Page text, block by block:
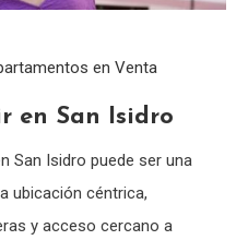
en Venta
en San Isidro
San Isidro puede ser una
ubicación céntrica,
y acceso cercano a